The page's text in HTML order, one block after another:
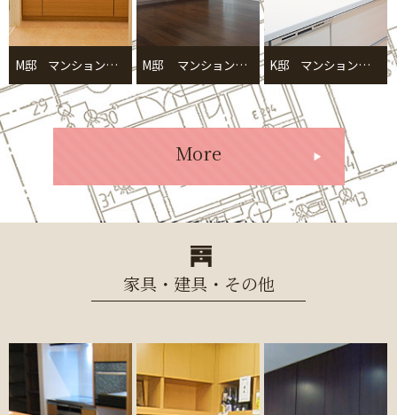
M邸 マンションリフォーム M邸 マンションリフォーム K邸 マンションリフォーム
More
家具・建具・その他